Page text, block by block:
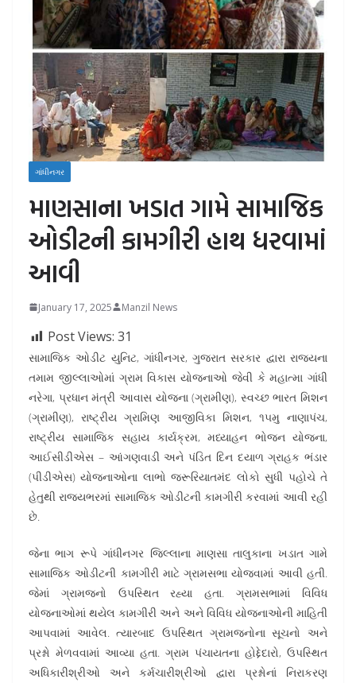
ગાંધીનગર
માણસાના ખડાત ગામે સામાજિક
ઓડીટની કામગીરી હાથ ધરવામાં
આવી
January 17, 2025 Manzil News
Post Views: 31
સામાજિક ઓડીટ યુનિટ, ગાંધીનગર, ગુજરાત સરકાર દ્વારા રાજ્યના
તમામ જીલ્લાઓમાં ગ્રામ વિકાસ યોજનાઓ જેવી કે મહાત્મા ગાંધી
નરેગા, પ્રધાન મંત્રી આવાસ યોજના (ગ્રામીણ), સ્વચ્છ ભારત મિશન
(ગ્રામીણ), રાષ્ટ્રીય ગ્રામિણ આજીવિકા મિશન, ૧૫મુ નાણાપંચ,
રાષ્ટ્રીય સામાજિક સહાય કાર્યક્રમ, મધ્યાહન ભોજન યોજના,
આઈસીડીએસ – આંગણવાડી અને પંડિત દિન દયાળ ગ્રાહક ભંડાર
(પીડીએસ) યોજનાઓના લાભો જરૂરિયાતમંદ લોકો સુધી પહોચે તે
હેતુથી રાજ્યભરમાં સામાજિક ઓડીટની કામગીરી કરવામાં આવી રહી
છે.
જેના ભાગ રૂપે ગાંધીનગર જિલ્લાના માણસા તાલુકાના ખડાત ગામે
સામાજિક ઓડીટની કામગીરી માટે ગ્રામસભા યોજવામાં આવી હતી.
જેમાં ગ્રામજનો ઉપસ્થિત રહ્યા હતા. ગ્રામસભામાં વિવિધ
યોજનાઓમાં થયેલ કામગીરી અને અને વિવિધ યોજનાઓની માહિતી
આપવામાં આવેલ. ત્યારબાદ ઉપસ્થિત ગ્રામજનોના સૂચનો અને
પ્રશ્નો મેળવવામાં આવ્યા હતા. ગ્રામ પંચાયતના હોદ્દેદારો, ઉપસ્થિત
અધિકારીશ્રીઓ અને કર્મચારીશ્રીઓ દ્વારા પ્રશ્નોનાં નિરાકરણ